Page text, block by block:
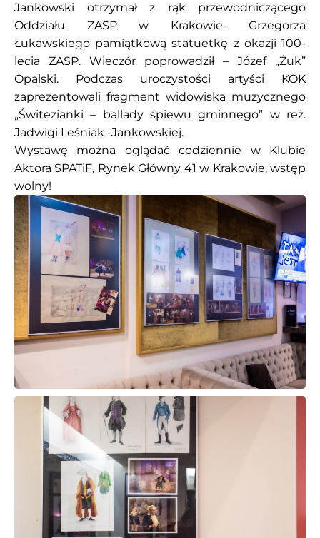
Jankowski otrzymał z rąk przewodniczącego
Oddziału ZASP w Krakowie- Grzegorza
Łukawskiego pamiątkową statuetkę z okazji 100-
lecia ZASP. Wieczór poprowadził – Józef „Żuk”
Opalski. Podczas uroczystości artyści KOK
zaprezentowali fragment widowiska muzycznego
„Świtezianki – ballady śpiewu gminnego” w reż.
Jadwigi Leśniak -Jankowskiej.
Wystawę można oglądać codziennie w Klubie
Aktora SPATiF, Rynek Główny 41 w Krakowie, wstęp
wolny!